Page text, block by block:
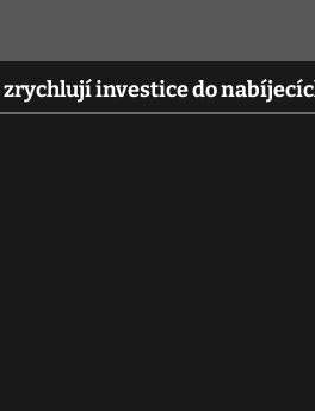
investice do